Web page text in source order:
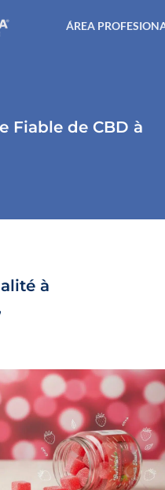
ÁREA
Fiable de CBD à
à